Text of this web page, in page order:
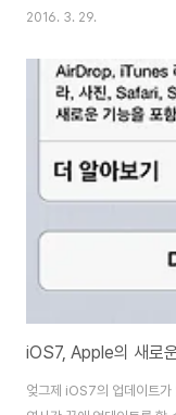
속 응원해온 독일. ^^ 아쉽
에서 만나기 어려운 나이가
ㅎ 유로 2016 로고가 반겨
바뀌었네요. 예쁩니다. ^^
수가 주축이군요. 마스터
2016. 3. 29.
iOS7, Apple의 새로
엊그제 iOS7의 업데이트가